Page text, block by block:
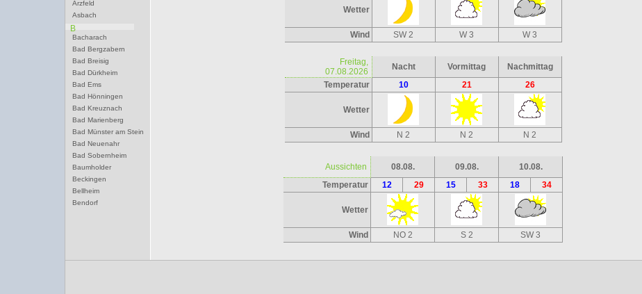
Arzfeld
Asbach
B
Bacharach
Bad Bergzabern
Bad Breisig
Bad Dürkheim
Bad Ems
Bad Hönningen
Bad Kreuznach
Bad Marienberg
Bad Münster am Stein
Bad Neuenahr
Bad Sobernheim
Baumholder
Beckingen
Bellheim
Bendorf
Bingen
Wetter
Wind SW 2 W 3 W 3
Freitag,
07.08.2026
Nacht Vormittag
Nachmittag
Temperatur
10 21 26
Wetter
Wind N 2 N 2 N 2
Aussichten 08.08. 09.08.
10.08.
Temperatur
12 29 15 33 18 34
Wetter
Wind NO 2 S 2 SW 3